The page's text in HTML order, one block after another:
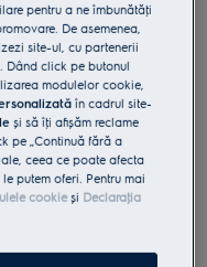
deosebită.
fumul canalizat
20°C și 30°C,
au fost conservate
pentru a ne îmbunătăţi
De asemenea,
site-ul, cu partenerii
Dând click pe butonul
modulelor cookie,
în cadrul site-
și să îţi afișăm reclame
pe „Continuă fără a
ceea ce poate afecta
putem oferi. Pentru mai
cookieși Declaraţia